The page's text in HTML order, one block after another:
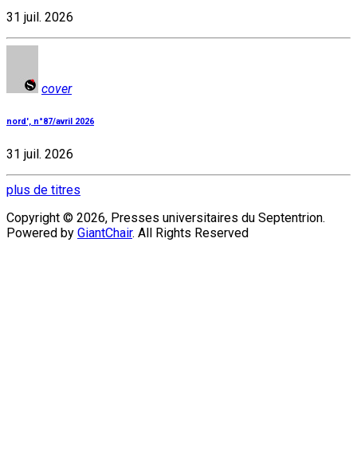
31 juil. 2026
cover
nord', n°87/avril 2026
31 juil. 2026
plus de titres
Copyright © 2026, Presses universitaires du Septentrion.
Powered by GiantChair. All Rights Reserved